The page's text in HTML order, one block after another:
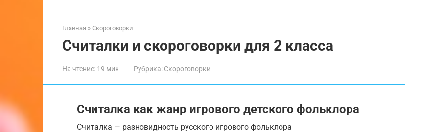
Главная » Скороговорки
Считалки и скороговорки для 2 класса
На чтение: 19 мин Рубрика: Скороговорки
Считалка как жанр игрового детского фольклора
Считалка — разновидность русского игрового фольклора